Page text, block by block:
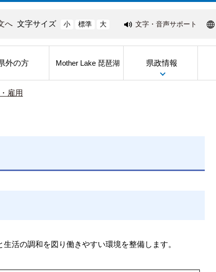
へ 文字サイズ 小 標準 大 文字・音声サポート
外の方 Mother Lake 琵琶湖 県政情報
雇用
活の調和を図り働きやすい環境を整備します。